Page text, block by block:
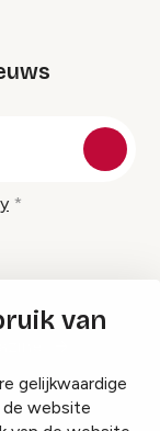
van
gelijkwaardige
de website